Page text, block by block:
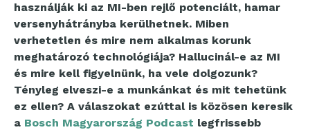
használják ki az MI-ben rejlő potenciált, hamar
versenyhátrányba kerülhetnek. Miben
verhetetlen és mire nem alkalmas korunk
meghatározó technológiája? Hallucinál-e az MI
és mire kell figyelnünk, ha vele dolgozunk?
Tényleg elveszi-e a munkánkat és mit tehetünk
ez ellen? A válaszokat ezúttal is közösen keresik
a Bosch Magyarország Podcast legfrissebb